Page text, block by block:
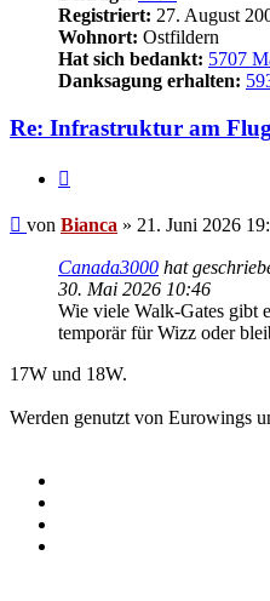
Registriert: 27. August
Wohnort: Ostfildern
Hat sich bedankt: 5707
Danksagung erhalten:
Re: Infrastruktur am
Beitrag
von Bianca » 21. Juni 2026
Canada3000 hat
30. Mai 2026 10:46
Wie viele Walk-Gates gibt
temporär für Wizz oder
17W und 18W.
Werden genutzt von Eurowings